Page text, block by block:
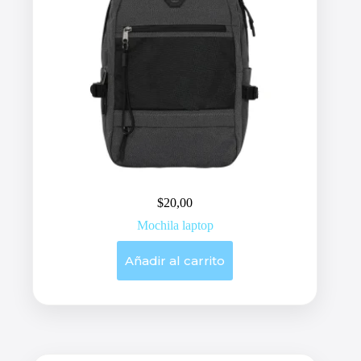
$20,00
Mochila laptop
Añadir al carrito